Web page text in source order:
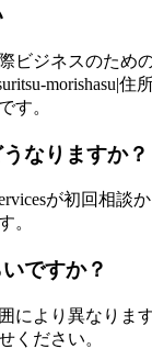
ビジネスのため
morishasu|
す。
なりますか？
が初回相談
。
ですか？
により異なりま
ください。